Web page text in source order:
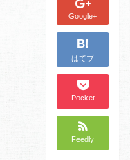
Google+
B!
はてブ
Pocket
Feedly